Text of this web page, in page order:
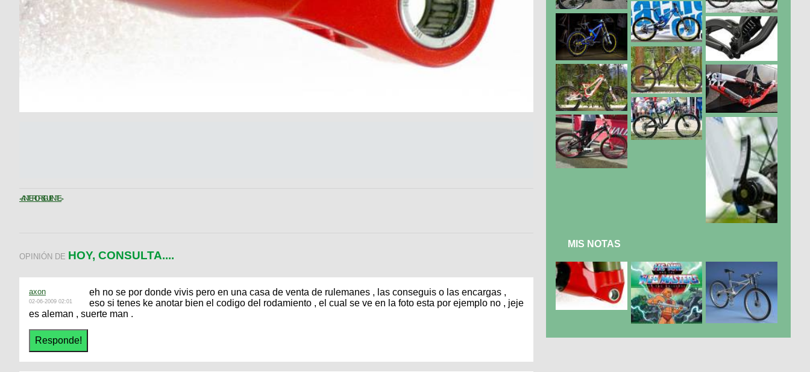
< ANTERIORSIGUIENTE >
OPINIÓN DE HOY, CONSULTA....
axon
02-06-2009 02:01
eh no se por donde vivis pero en una casa de venta de rulemanes , las conseguis o las encargas ,
eso si tenes ke anotar bien el codigo del rodamiento , el cual se ve en la foto esta por ejemplo no , jeje
es aleman , suerte man .
MIS NOTAS